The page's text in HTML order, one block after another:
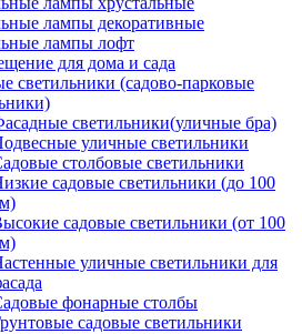
лампы декоративные
лампы лофт
для дома и сада
светильники (садово-парковые
светильники(уличные бра)
уличные светильники
столбовые светильники
садовые светильники (до 100
садовые светильники (от 100
уличные светильники для
фонарные столбы
садовые светильники